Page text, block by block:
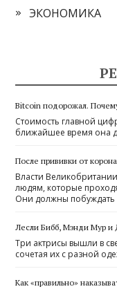
ЭКОНОМИКА
Bitcoin подорожал.
Стоимость главной
ближайшее время она
После прививки от
Власти
людям, которые
Они должны побуждать
Лесли Бибб, Мэнди Мур и
Три актрисы вышли в
сочетая их с разной
Как «правильно»